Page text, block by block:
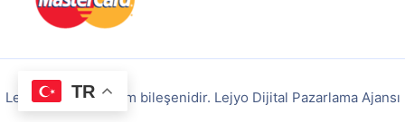
Lejyo bir 360Reklam bileşenidir. Lejyo Dijital Pazarlama Ajansı
TR